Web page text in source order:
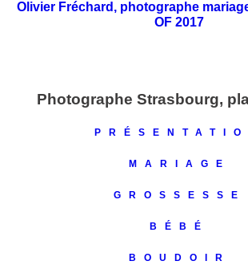
Olivier Fréchard, photographe
OF 2017
Photographe Strasbourg,
MARIAGE
GROSSESSE
BÉBÉ
BOUDOIR